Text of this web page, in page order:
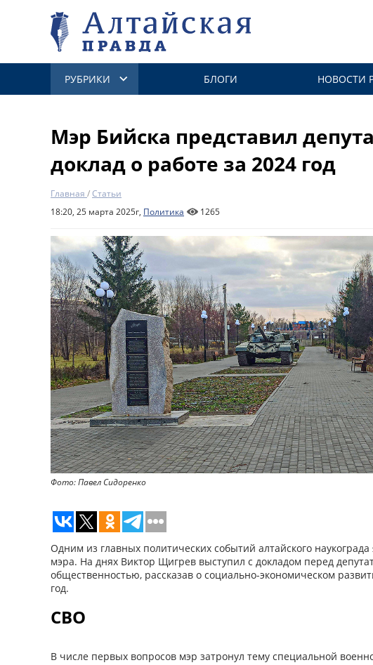
РУБРИКИ БЛОГИ НОВОСТИ
Мэр Бийска представил
доклад о работе за 2024 год
Главная /Статьи
18:20, 25 марта 2025г, Политика 1265
Фото: Павел Сидоренко
Одним из главных политических событий алтайского наукограда
мэра. На днях Виктор Щигрев выступил с докладом перед
общественностью, рассказав о социально-экономическом
год.
СВО
В числе первых вопросов мэр затронул тему специальной